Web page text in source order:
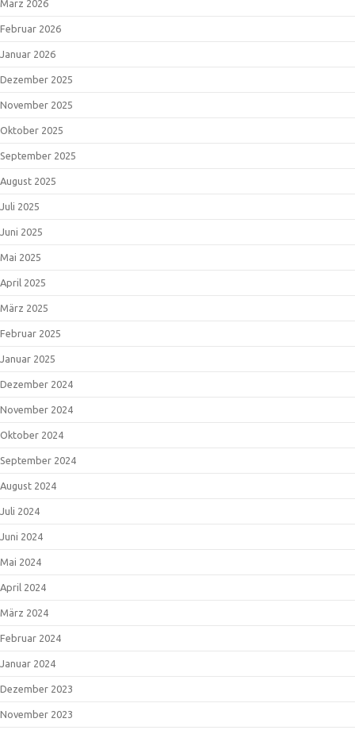
März 2026
Februar 2026
Januar 2026
Dezember 2025
November 2025
Oktober 2025
September 2025
August 2025
Juli 2025
Juni 2025
Mai 2025
April 2025
März 2025
Februar 2025
Januar 2025
Dezember 2024
November 2024
Oktober 2024
September 2024
August 2024
Juli 2024
Juni 2024
Mai 2024
April 2024
März 2024
Februar 2024
Januar 2024
Dezember 2023
November 2023